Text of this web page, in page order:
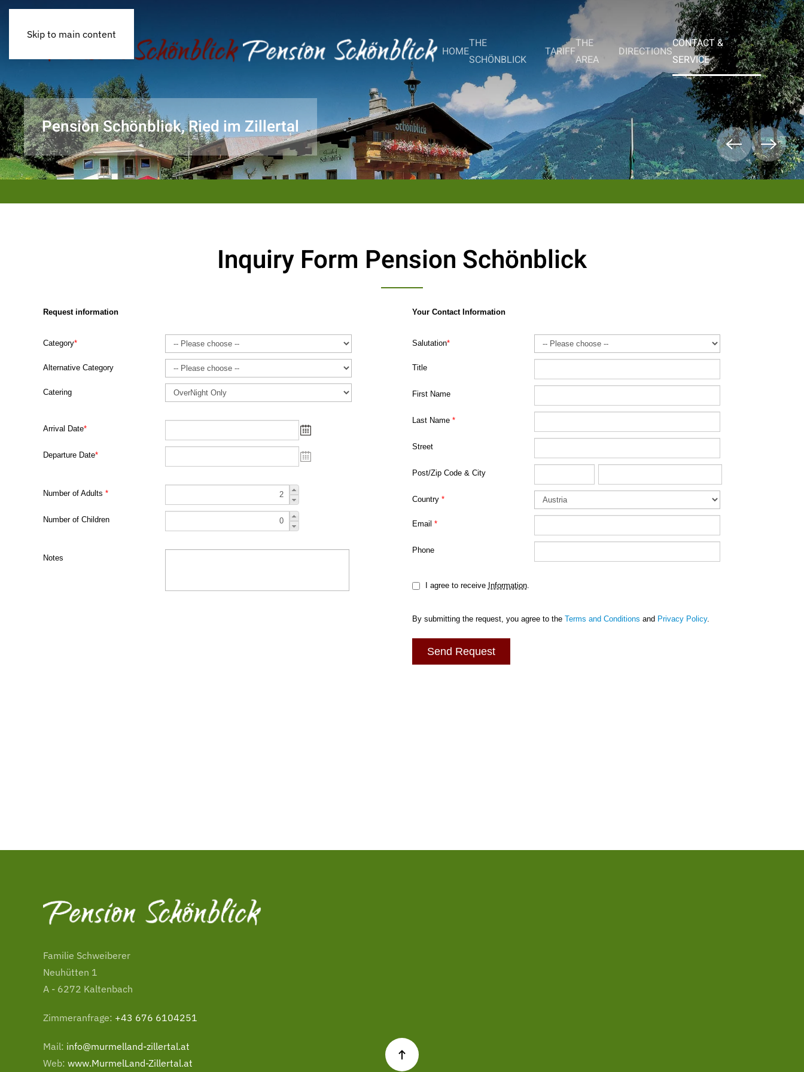
Skip to main content
urlaub@schoenblick-zillertal.at
HOME
THE
SCHÖNBLICK
TARIFF
THE
AREA
DIRECTIONS
CONTACT &
SERVICE
Pension Schönblick, Ried im Zillertal
Inquiry Form Pension Schönblick
Familie Schweiberer
Neuhütten 1
A - 6272 Kaltenbach
Zimmeranfrage: +43 676 6104251
Mail: info@murmelland-zillertal.at
Web: www.MurmelLand-Zillertal.at